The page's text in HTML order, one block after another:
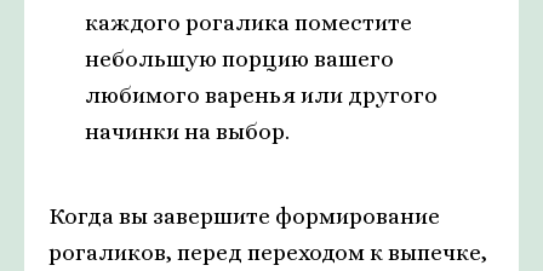
каждого рогалика поместите
небольшую порцию вашего
любимого варенья или другого
начинки на выбор.
Когда вы завершите формирование
рогаликов, перед переходом к выпечке,